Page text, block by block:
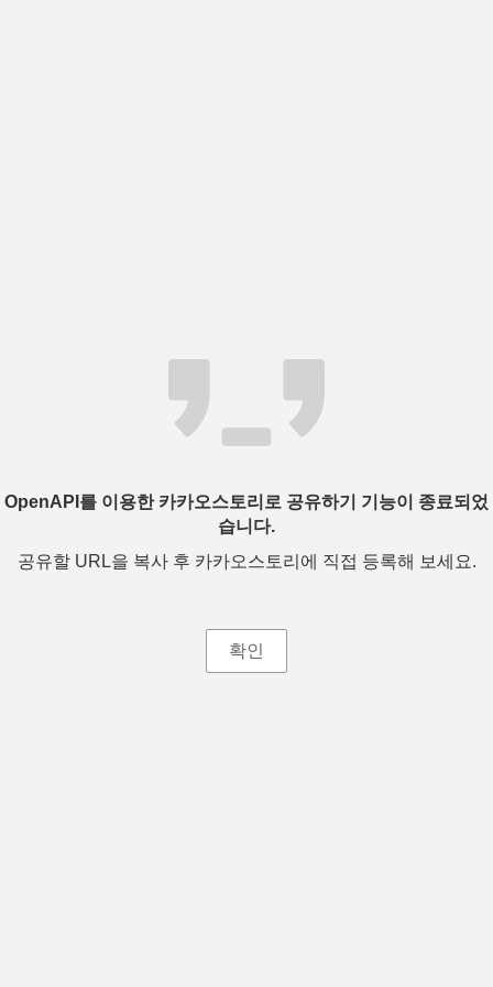
OpenAPI를 이용한 카카오스토리로 공유하기 기능이 종료되었
습니다.
공유할 URL을 복사 후 카카오스토리에 직접 등록해 보세요.
확인